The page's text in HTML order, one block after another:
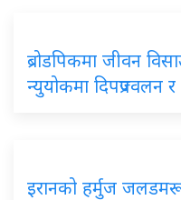
ब्रोडपिकमा जीवन
न्युयोकमा दिपप्रज्वलन
इरानको हर्मुज जलडमरू